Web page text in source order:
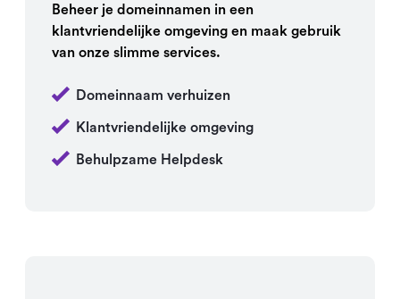
Beheer je domeinnamen in een
klantvriendelijke omgeving en maak gebruik
van onze slimme services.
Domeinnaam verhuizen
Klantvriendelijke omgeving
Behulpzame Helpdesk